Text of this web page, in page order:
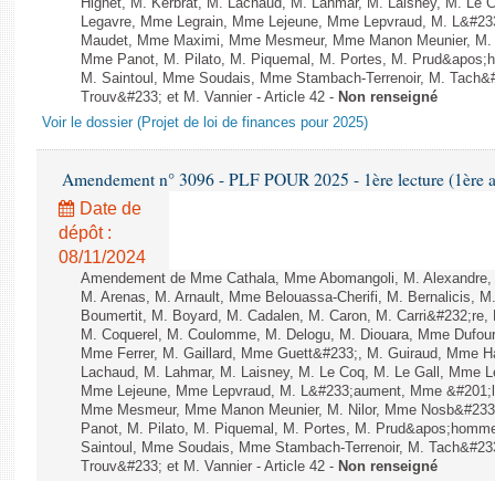
Hignet, M. Kerbrat, M. Lachaud, M. Lahmar, M. Laisney, M. Le
Legavre, Mme Legrain, Mme Lejeune, Mme Lepvraud, M.
Maudet, Mme Maximi, Mme Mesmeur, Mme Manon Meunier,
Mme Panot, M. Pilato, M. Piquemal, M. Portes, M.
M. Saintoul, Mme Soudais, Mme Stambach-Terrenoir, M.
Trouv&#233; et M. Vannier - Article 42 - Non renseigné
Voir le dossier (Projet de loi de finances pour 2025)
Amendement n° 3096 - PLF POUR 2025 - 1ère lecture (1ère
Date de
dépôt :
08/11/2024
Amendement de Mme Cathala, Mme Abomangoli, M.
M. Arenas, M. Arnault, Mme Belouassa-Cherifi, M. Bernalicis,
Boumertit, M. Boyard, M. Cadalen, M. Caron, M.
M. Coquerel, M. Coulomme, M. Delogu, M. Diouara, Mme
Mme Ferrer, M. Gaillard, Mme Guett&#233;, M. Guiraud, Mme
Lachaud, M. Lahmar, M. Laisney, M. Le Coq, M. Le Gall, Mme
Mme Lejeune, Mme Lepvraud, M. L&#233;aument, Mme
Mme Mesmeur, Mme Manon Meunier, M. Nilor, Mme
Panot, M. Pilato, M. Piquemal, M. Portes, M.
Saintoul, Mme Soudais, Mme Stambach-Terrenoir, M.
Trouv&#233; et M. Vannier - Article 42 - Non renseigné